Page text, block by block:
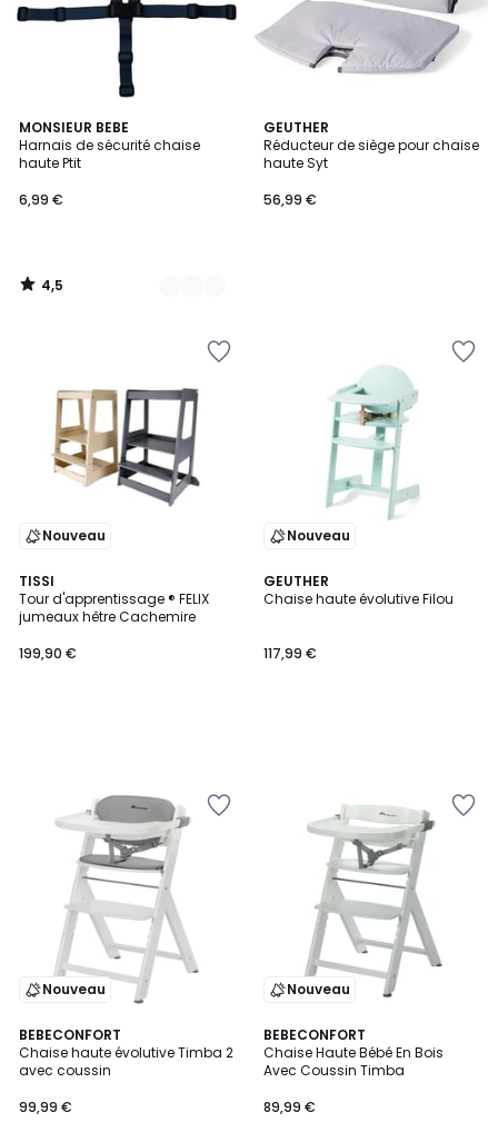
MONSIEUR BEBE
Harnais de sécurité chaise
haute Ptit
6,99 €
4,5
/ 5
3
Couleurs
4,5
/
GEUTHER
Réducteur de siège pour chaise
haute Syt
56,99 €
Nouveau
TISSI
Tour d'apprentissage ® FELIX
jumeaux hêtre Cachemire
199,90 €
Nouveau
GEUTHER
Chaise haute évolutive Filou
117,99 €
Nouveau
BEBECONFORT
Chaise haute évolutive Timba 2
avec coussin
99,99 €
Nouveau
BEBECONFORT
Chaise Haute Bébé En Bois
Avec Coussin Timba
89,99 €